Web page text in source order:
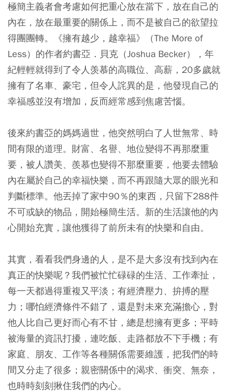
極簡主義者會考慮如何把重心放在當下，放在自己的
內在，放在最重要的關係上，而不是被自己的欲望拉
得團團轉。《擁有越少，越幸福》（The More of
Less）的作者約書亞．貝克（Joshua Becker），年
紀輕輕就得到了令人羡慕的高職位、高薪，20多歲就
擁有了名車、豪宅，但令人詫異的是，他發現自己的
幸福感並沒有增加，反而經常感到焦慮苦惱。
後來約書亞的媽媽過世，他突然明白了人世無常、時
間有限的道理。財富、名譽、地位變得不再那麼重
要，被人讚美、羨慕也變得不那麼重要，他要去體驗
內在屬於自己的幸福快樂，而不再跟隨大眾的眼光和
判斷標準。他丟掉了家中90％的東西，只留下288件
不可或缺的物品，開始極簡生活。新的生活讓他的內
心開始充實，讓他獲得了前所未有的快樂和自由。
其實，看看我們身邊的人，是不是大多沒有找到內在
真正的快樂呢？我們被忙忙碌碌的生活、工作牽扯，
每一天都過得重複又平淡；有經濟壓力、拚搏的壓
力；哪怕經濟條件不錯了，還是對未來充滿擔心，對
他人比自己更好而心有不甘，總是想擁有更多；平時
被海量的資訊打擾，連吃飯、走路都放不下手機；有
家庭、朋友、工作等各種關係需要維護，把我們的時
間又分走了很多；親密關係中的渴求、衝突、無奈，
也時時刻刻揪住我們的內心。